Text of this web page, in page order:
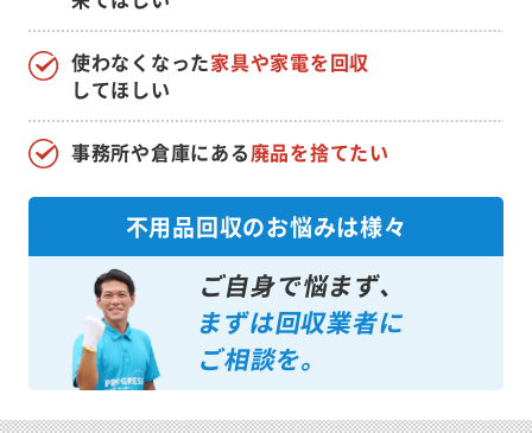
使わなくなった家具や家電を回収
してほしい
事務所や倉庫にある廃品を捨てたい
不用品回収のお悩みは様々
ご自身で悩まず、
まずは回収業者に
ご相談を。